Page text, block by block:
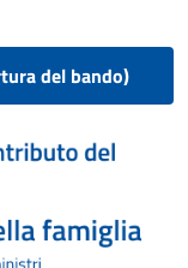
del bando)